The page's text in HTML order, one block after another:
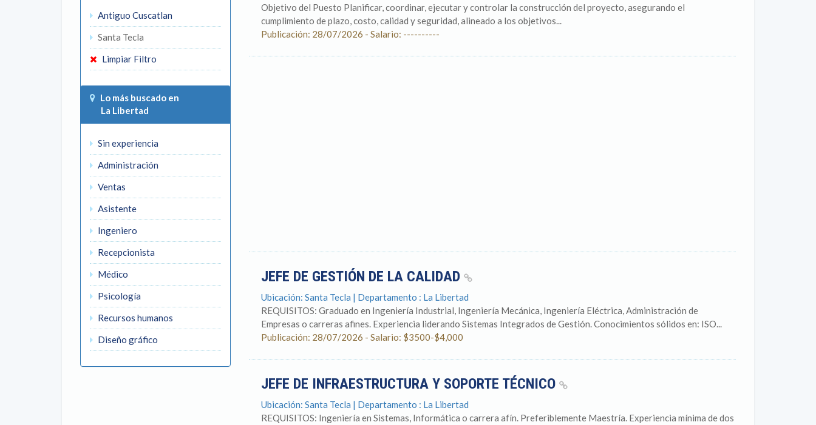
Antiguo Cuscatlan
Santa Tecla
Limpiar Filtro
Lo más buscado en
La Libertad
Sin experiencia
Administración
Ventas
Asistente
Ingeniero
Recepcionista
Médico
Psicología
Recursos humanos
Diseño gráfico
Objetivo del Puesto Planificar, coordinar, ejecutar y controlar la construcción del proyecto, asegurando el
cumplimiento de plazo, costo, calidad y seguridad, alineado a los objetivos...
Publicación: 28/07/2026 - Salario: ----------
JEFE DE GESTIÓN DE LA CALIDAD
Ubicación: Santa Tecla | Departamento : La Libertad
REQUISITOS: Graduado en Ingeniería Industrial, Ingeniería Mecánica, Ingeniería Eléctrica, Administración de
Empresas o carreras afines. Experiencia liderando Sistemas Integrados de Gestión. Conocimientos sólidos en: ISO...
Publicación: 28/07/2026 - Salario: $3500-$4,000
JEFE DE INFRAESTRUCTURA Y SOPORTE TÉCNICO
Ubicación: Santa Tecla | Departamento : La Libertad
REQUISITOS: Ingeniería en Sistemas, Informática o carrera afín. Preferiblemente Maestría. Experiencia mínima de dos